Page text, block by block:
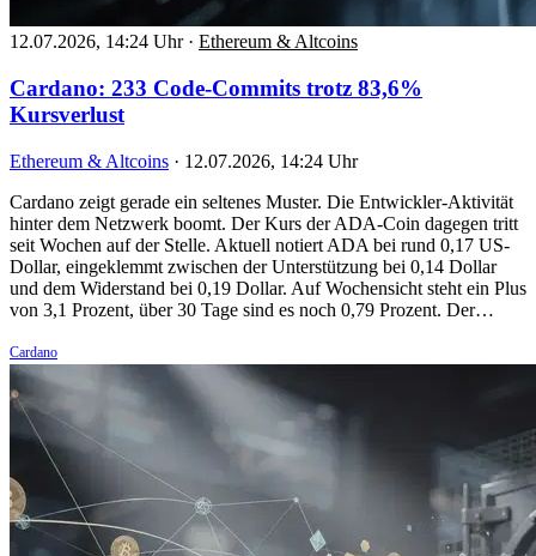
12.07.2026, 14:24 Uhr · Ethereum & Altcoins
Cardano: 233 Code-Commits trotz 83,6%
Kursverlust
Ethereum & Altcoins · 12.07.2026, 14:24 Uhr
Cardano zeigt gerade ein seltenes Muster. Die Entwickler-Aktivität
hinter dem Netzwerk boomt. Der Kurs der ADA-Coin dagegen tritt
seit Wochen auf der Stelle. Aktuell notiert ADA bei rund 0,17 US-
Dollar, eingeklemmt zwischen der Unterstützung bei 0,14 Dollar
und dem Widerstand bei 0,19 Dollar. Auf Wochensicht steht ein Plus
von 3,1 Prozent, über 30 Tage sind es noch 0,79 Prozent. Der…
Cardano